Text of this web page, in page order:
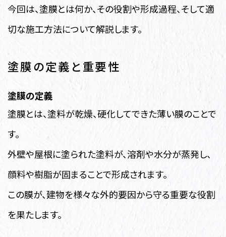
今回は、塗膜とは何か、その役割や形成過程、そして適
切な施工方法について解説します。
塗膜の定義と重要性
塗膜の定義
塗膜とは、塗料が乾燥、硬化してできた薄い膜のことで
す。
外壁や屋根に塗られた塗料が、溶剤や水分が蒸発し、
顔料や樹脂が固まることで形成されます。
この膜が、建物を様々な外的要因から守る重要な役割
を果たします。